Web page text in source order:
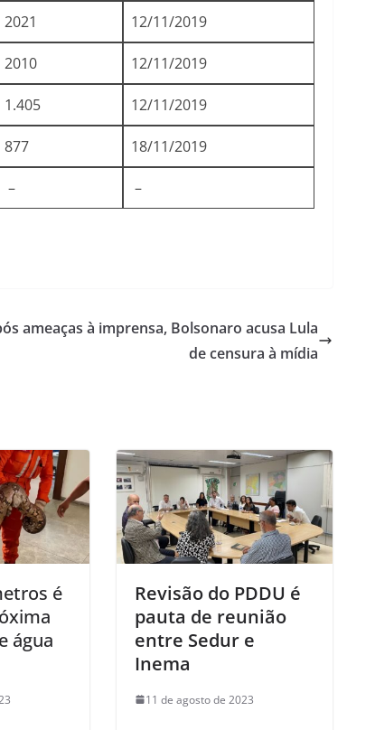
2021 12/11/2019
2010 12/11/2019
1.405 12/11/2019
877 18/11/2019
– –
ameaças à imprensa, Bolsonaro acusa Lula
de censura à mídia
é
água
Revisão do PDDU é
pauta de reunião
entre Sedur e
Inema
11 de agosto de 2023